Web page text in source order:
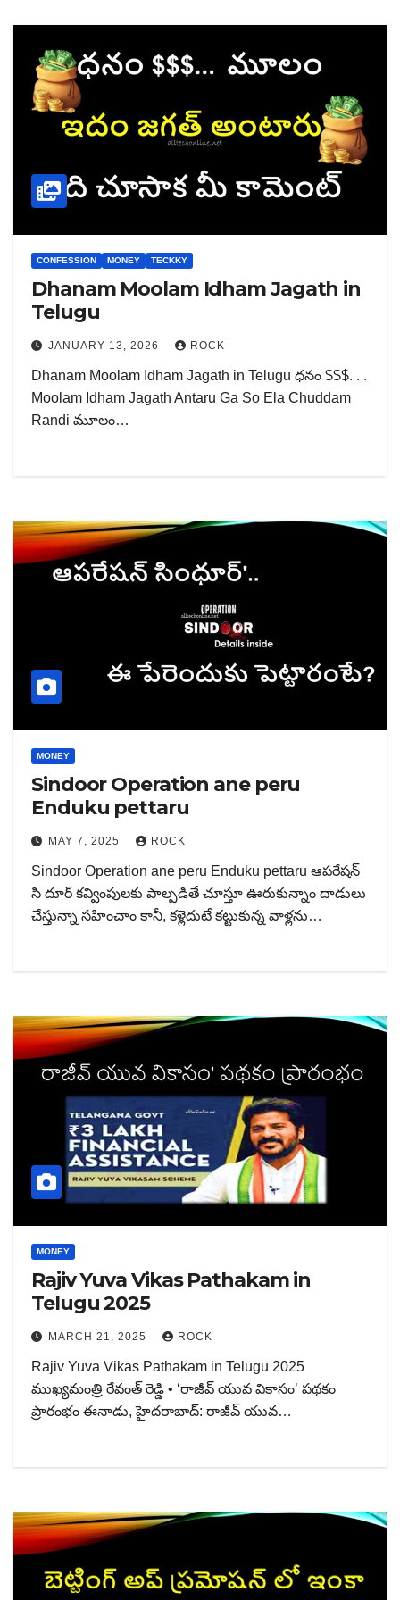
CONFESSION MONEY TECKKY
Dhanam Moolam Idham Jagath in
Telugu
JANUARY 13, 2026 ROCK
Dhanam Moolam Idham Jagath in Telugu ధనం $$$. . .
Moolam Idham Jagath Antaru Ga So Ela Chuddam
Randi మూలం…
MONEY
Sindoor Operation ane peru
Enduku pettaru
MAY 7, 2025 ROCK
Sindoor Operation ane peru Enduku pettaru ఆపరేషన్
సి దూర్ కవ్వింపులకు పాల్పడితే చూస్తూ ఊరుకున్నాం దాడులు
చేస్తున్నా సహించాం కానీ, కళ్లెదుటే కట్టుకున్న వాళ్లను…
MONEY
Rajiv Yuva Vikas Pathakam in
Telugu 2025
MARCH 21, 2025 ROCK
Rajiv Yuva Vikas Pathakam in Telugu 2025
ముఖ్యమంత్రి రేవంత్ రెడ్డి • ‘రాజీవ్ యువ వికాసం’ పథకం
ప్రారంభం ఈనాడు, హైదరాబాద్: రాజీవ్ యువ…